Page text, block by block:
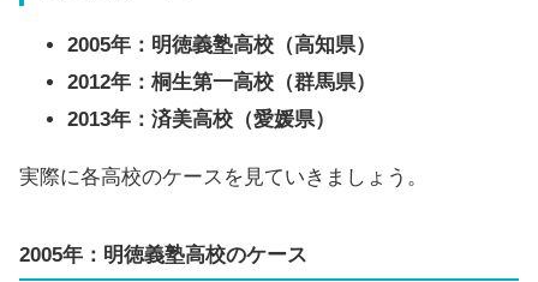
2005年：明徳義塾高校（高知県）
2012年：桐生第一高校（群馬県）
2013年：済美高校（愛媛県）
実際に各高校のケースを見ていきましょう。
2005年：明徳義塾高校のケース